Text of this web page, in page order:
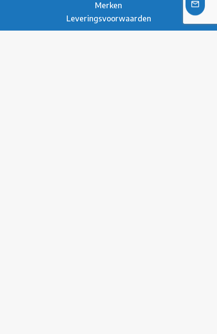
Merken
Leveringsvoorwaarden